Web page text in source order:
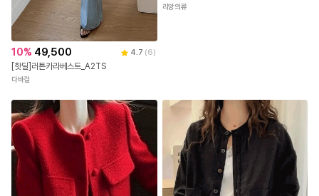
10% 49,500 4.7 (6)
[핫딜]러튼카라베스트_A2TS
다바걸
리앙의류